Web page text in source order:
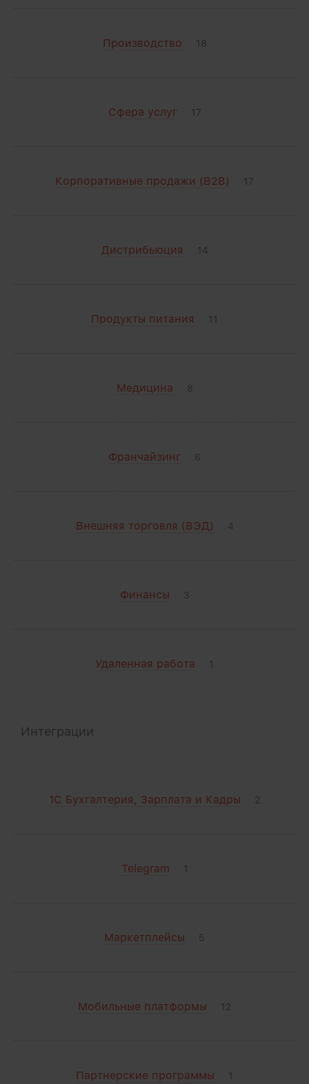
Производство 18
Сфера услуг 17
Корпоративные продажи (B2B) 17
Дистрибьюция 14
Продукты питания 11
Медицина 8
Франчайзинг 6
Внешняя торговля (ВЭД) 4
Финансы 3
Удаленная работа 1
Интеграции
1С Бухгалтерия, Зарплата и Кадры 2
Telegram 1
Маркетплейсы 5
Мобильные платформы 12
Партнерские программы 1